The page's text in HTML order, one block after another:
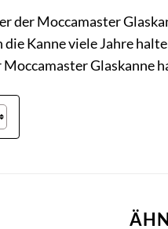
der Moccamaster
die Kanne viele Jahre
Moccamaster Glaskanne